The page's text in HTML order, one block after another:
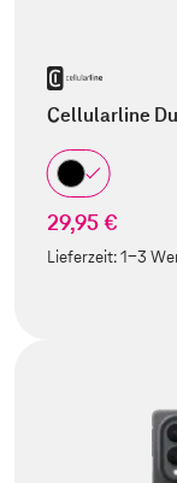
Cellularline
29,95 €
Lieferzeit:1-3